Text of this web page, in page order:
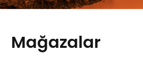
Mağazalar